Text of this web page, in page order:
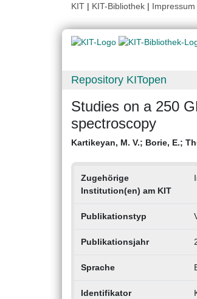
KIT | KIT-Bibliothek | Impressum
Repository KITopen
Studies on a 250
spectroscopy
Kartikeyan, M. V.; Borie, E.;
Zugehörige
Institution(en) am KIT
Publikationstyp
Publikationsjahr
Sprache
Identifikator